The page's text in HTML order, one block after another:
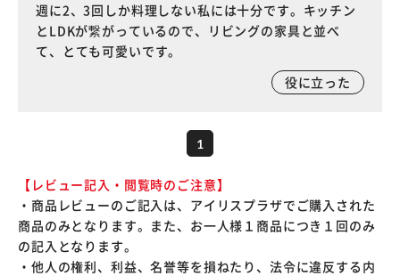
週に2、3回しか料理しない私には十分です。キッチン
とLDKが繋がっているので、リビングの家具と並べ
て、とても可愛いです。
役に立った
1
【レビュー記入・閲覧時のご注意】
・商品レビューのご記入は、アイリスプラザでご購入された
商品のみとなります。また、お一人様１商品につき１回のみ
の記入となります。
・他人の権利、利益、名誉等を損ねたり、法令に違反する内